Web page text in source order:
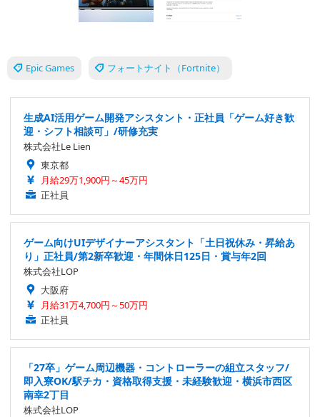
Epic Games フォートナイト（Fortnite）
生成AI活用ゲーム開発アシスタント・正社員「ゲーム好き歓
迎・シフト相談可」/研修充実
株式会社Le Lien
東京都
月給29万1,900円～45万円
正社員
ゲーム向けUIデザイナーアシスタント「土日祝休み・昇給あ
り」正社員/第2新卒歓迎・年間休日125日・賞与年2回
株式会社LOP
大阪府
月給31万4,700円～50万円
正社員
「27卒」ゲーム周辺機器・コントローラーの組立スタッフ/
即入寮OK/駅チカ・資格取得支援・未経験歓迎・横浜市西区
南幸2丁目
株式会社LOP